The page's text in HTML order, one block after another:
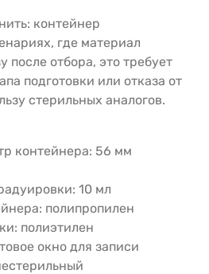
контейнер
где материал
после отбора, это требует
подготовки или отказа от
стерильных аналогов.
контейнера: 56 мм
10 мл
полипропилен
полиэтилен
окно для записи